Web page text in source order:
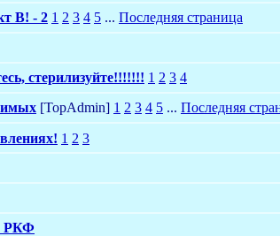
В! - 2 1 2 3 4 5 ... Последняя страница
стерилизуйте!!!!!!! 1 2 3 4
[TopAdmin] 1 2 3 4 5 ... Последняя
1 2 3
РКФ